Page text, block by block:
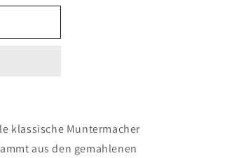
klassische Muntermacher
aus den gemahlenen